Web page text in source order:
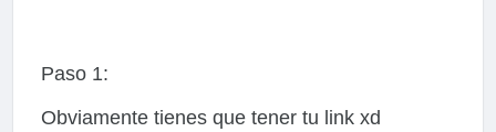
Paso 1:
Obviamente tienes que tener tu link xd